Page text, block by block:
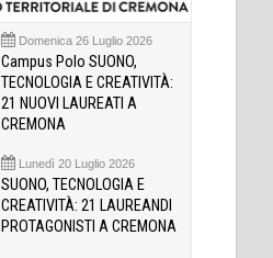
Domenica 26 Luglio 2026
Campus Polo SUONO,
TECNOLOGIA E CREATIVITÀ:
21 NUOVI LAUREATI A
CREMONA
Lunedì 20 Luglio 2026
SUONO, TECNOLOGIA E
CREATIVITÀ: 21 LAUREANDI
PROTAGONISTI A CREMONA